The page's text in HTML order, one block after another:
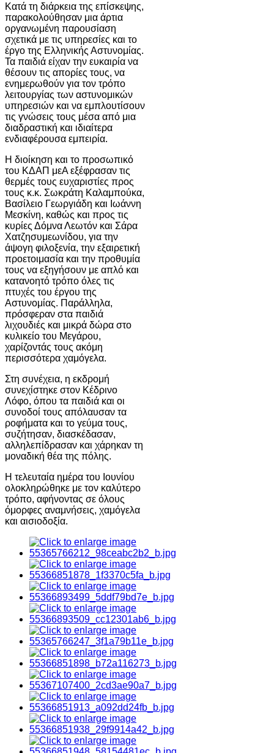
Κατά τη διάρκεια της επίσκεψης,
παρακολούθησαν μια άρτια
οργανωμένη παρουσίαση
σχετικά με τις υπηρεσίες και το
έργο της Ελληνικής Αστυνομίας.
Τα παιδιά είχαν την ευκαιρία να
θέσουν τις απορίες τους, να
ενημερωθούν για τον τρόπο
λειτουργίας των αστυνομικών
υπηρεσιών και να εμπλουτίσουν
τις γνώσεις τους μέσα από μια
διαδραστική και ιδιαίτερα
ενδιαφέρουσα εμπειρία.
Η διοίκηση και το προσωπικό
του ΚΔΑΠ μεΑ εξέφρασαν τις
θερμές τους ευχαριστίες προς
τους κ.κ. Σωκράτη Καλαμπούκα,
Βασίλειο Γεωργιάδη και Ιωάννη
Μεσκίνη, καθώς και προς τις
κυρίες Δόμνα Λεωτόν και Σάρα
Χατζησυμεωνίδου, για την
άψογη φιλοξενία, την εξαιρετική
προετοιμασία και την προθυμία
τους να εξηγήσουν με απλό και
κατανοητό τρόπο όλες τις
πτυχές του έργου της
Αστυνομίας. Παράλληλα,
πρόσφεραν στα παιδιά
λιχουδιές και μικρά δώρα στο
κυλικείο του Μεγάρου,
χαρίζοντάς τους ακόμη
περισσότερα χαμόγελα.
Στη συνέχεια, η εκδρομή
συνεχίστηκε στον Κέδρινο
Λόφο, όπου τα παιδιά και οι
συνοδοί τους απόλαυσαν τα
ροφήματα και το γεύμα τους,
συζήτησαν, διασκέδασαν,
αλληλεπίδρασαν και χάρηκαν τη
μοναδική θέα της πόλης.
Η τελευταία ημέρα του Ιουνίου
ολοκληρώθηκε με τον καλύτερο
τρόπο, αφήνοντας σε όλους
όμορφες αναμνήσεις, χαμόγελα
και αισιοδοξία.